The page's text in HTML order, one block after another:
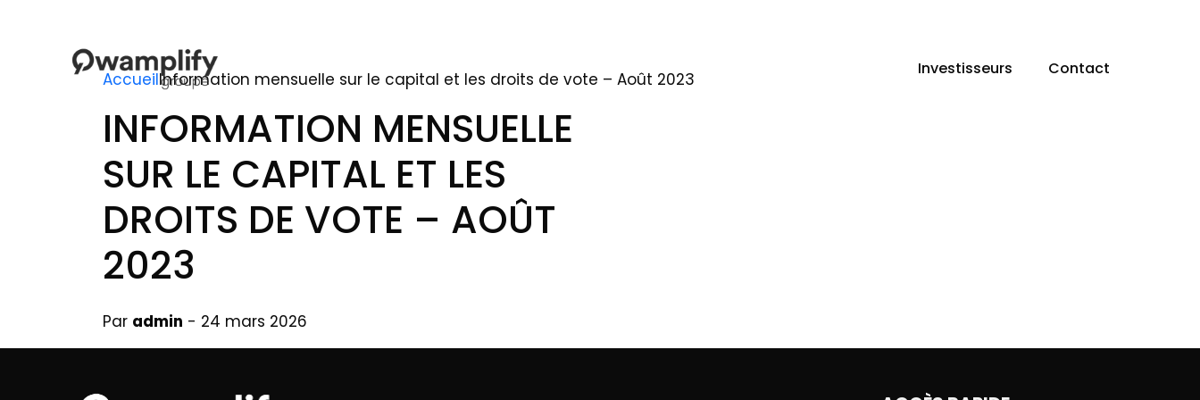
Investisseurs Contact
AccueilInformation mensuelle sur le capital et les droits de vote – Août 2023
INFORMATION MENSUELLE
SUR LE CAPITAL ET LES
DROITS DE VOTE – AOÛT
2023
Par admin - 24 mars 2026